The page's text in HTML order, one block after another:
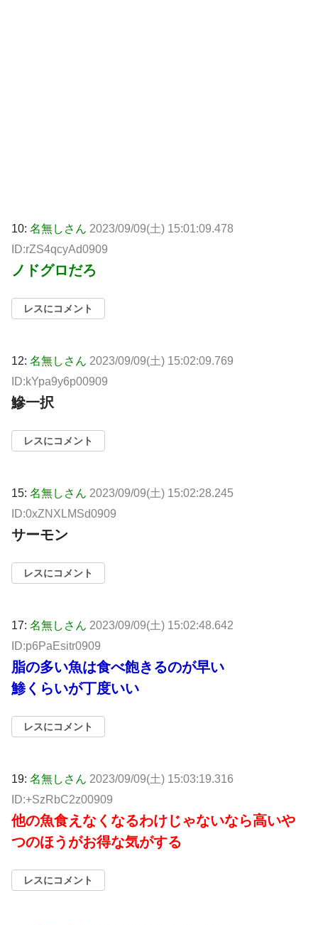
10: 名無しさん 2023/09/09(土) 15:01:09.478
ID:rZS4qcyAd0909
ノドグロだろ
レスにコメント
12: 名無しさん 2023/09/09(土) 15:02:09.769
ID:kYpa9y6p00909
鰺一択
レスにコメント
15: 名無しさん 2023/09/09(土) 15:02:28.245
ID:0xZNXLMSd0909
サーモン
レスにコメント
17: 名無しさん 2023/09/09(土) 15:02:48.642
ID:p6PaEsitr0909
脂の多い魚は食べ飽きるのが早い
鯵くらいが丁度いい
レスにコメント
19: 名無しさん 2023/09/09(土) 15:03:19.316
ID:+SzRbC2z00909
他の魚食えなくなるわけじゃないなら高いや
つのほうがお得な気がする
レスにコメント